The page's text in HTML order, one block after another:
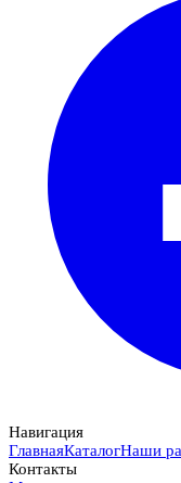
Навигация
ГлавнаяКаталогНаши
Контакты